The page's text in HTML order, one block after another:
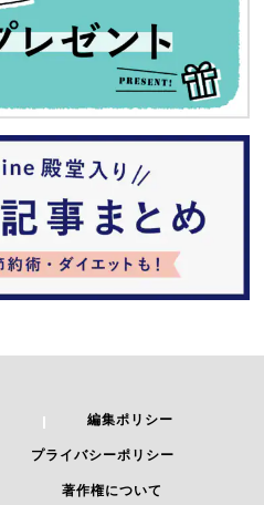
編集ポリシー
プライバシーポリシー
著作権について